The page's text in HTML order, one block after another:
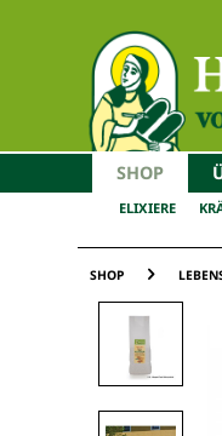
SHOP
ELIXIERE
SHOP